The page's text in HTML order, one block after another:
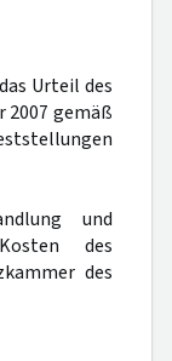
Urteil des
2007 gemäß
und
des
des